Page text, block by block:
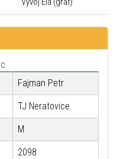
Fajman Petr
TJ Neratovice
M
2098